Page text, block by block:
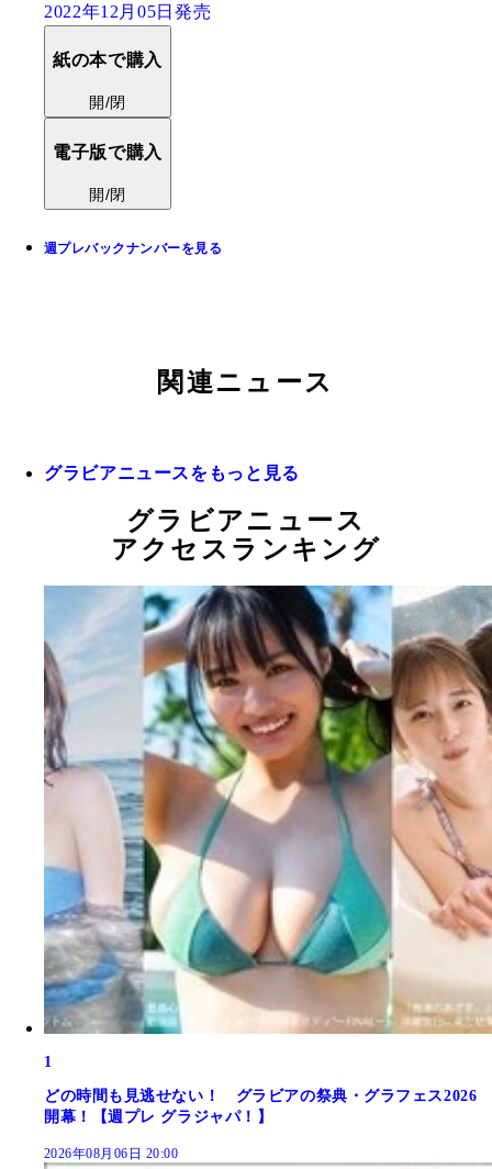
2022年12月05日発売
紙の本で購入
開/閉
電子版で購入
開/閉
週プレバックナンバーを見る
関連ニュース
グラビアニュースをもっと見る
グラビアニュース
アクセスランキング
1
どの時間も見逃せない！ グラビアの祭典・グラフェス2026
開幕！【週プレ グラジャパ！】
2026年08月06日 20:00